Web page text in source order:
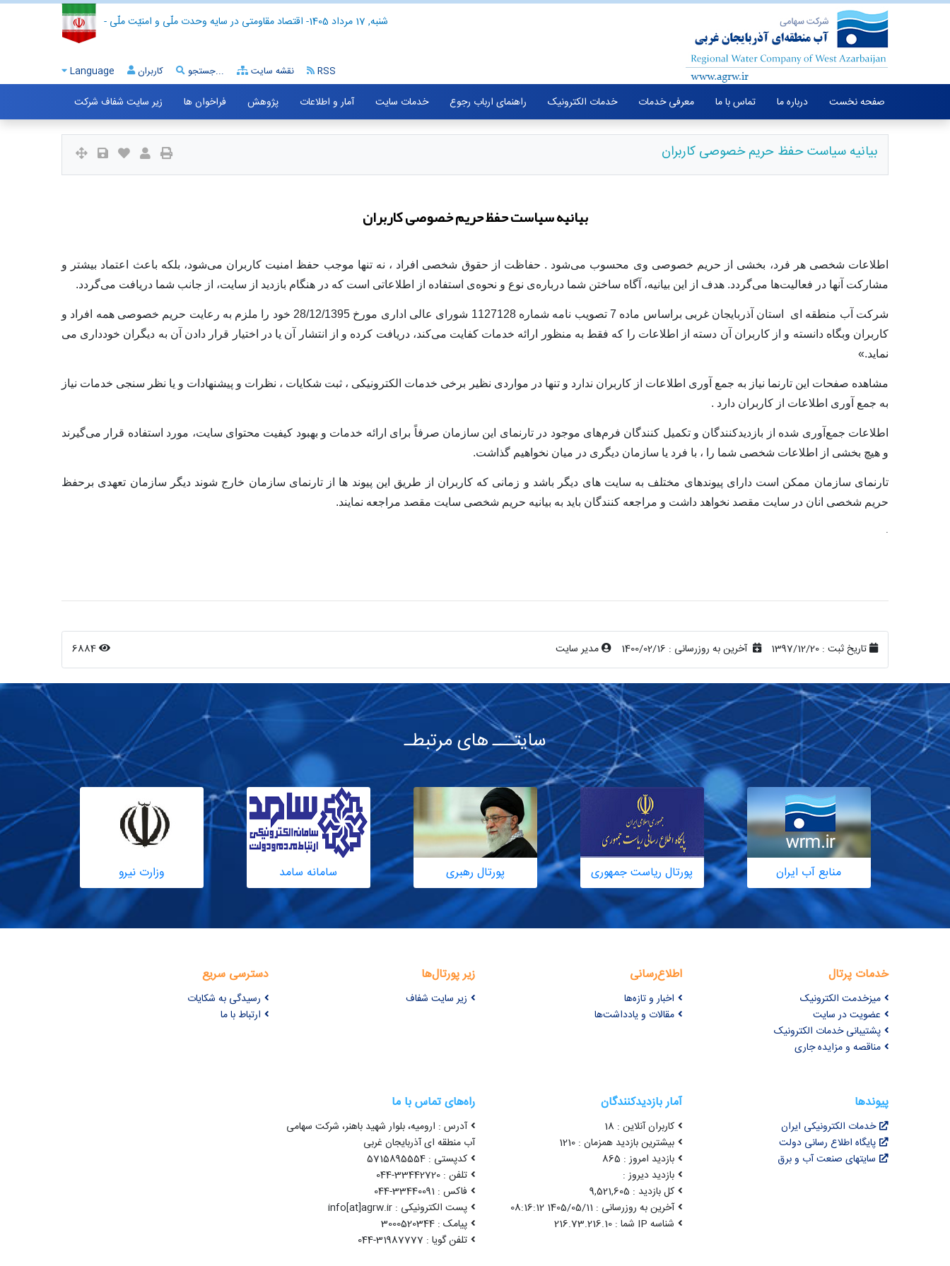
- اقتصاد مقاومتی در سایه وحدت ملّی و امنیّت ملّی - شنبه, 17 مرداد 1405
Language کاربران جستجو... نقشه سایت RSS
صفحه نخست درباره ما تماس با ما معرفی خدمات خدمات الکترونیک راهنمای ارباب رجوع خدمات سایت آمار و اطلاعات پژوهش فراخوان ها زیر سایت شفاف شرکت
بیانیه سیاست حفظ حریم خصوصی کاربران
بیانیه سیاست حفظ حریم خصوصی کاربران
اطلاعات شخصی هر فرد، بخشی از حریم خصوصی وی محسوب می‌شود . حفاظت از حقوق شخصی افراد ، نه تنها موجب حفظ امنیت کاربران می‌شود، بلکه باعث اعتماد بیشتر و
مشارکت آنها در فعالیت‌ها می‌گردد. هدف از این بیانیه، آگاه ساختن شما درباره‌ی نوع و نحوه‌ی استفاده از اطلاعاتی است که در هنگام بازدید از سایت، از جانب شما دریافت می‌گردد.
شرکت آب منطقه ای استان آذربایجان غربی
براساس ماده 7 تصویب نامه شماره 1127128 شورای عالی اداری مورخ 28/12/1395 خود را ملزم به رعایت حریم خصوصی همه افراد و
کاربران وبگاه دانسته و از کاربران آن دسته از اطلاعات را که فقط به منظور ارائه خدمات کفایت می‏کند، دریافت کرده و از انتشار آن یا در اختیار قرار دادن آن به دیگران خودداری می
نماید.»
مشاهده صفحات این تارنما نیاز به جمع آوری اطلاعات از کاربران ندارد و تنها در مواردی نظیر برخی خدمات الکترونیکی ، ثبت شکایات ، نظرات و پیشنهادات و یا نظر سنجی خدمات نیاز
به جمع آوری اطلاعات از کاربران دارد .
اطلاعات جمع‌آوری شده از بازدیدکنندگان و تکمیل کنندگان فرم‌های موجود در تارنمای این سازمان صرفاً برای ارائه خدمات و بهبود کیفیت محتوای سایت، مورد استفاده قرار می‌گیرند
و هیچ بخشی از اطلاعات شخصی شما را ، با فرد یا سازمان دیگری در میان نخواهیم گذاشت.
تارنمای سازمان ممکن است دارای پیوندهای مختلف به سایت های دیگر باشد و زمانی که کاربران از طریق این پیوند ها از تارنمای سازمان خارج شوند دیگر سازمان تعهدی برحفظ
حریم شخصی انان در سایت مقصد نخواهد داشت و مراجعه کنندگان باید به بیانیه حریم شخصی سایت مقصد مراجعه نمایند.
.
تاریخ ثبت : 1397/12/20 آخرین به روزرسانی : 1400/02/16 مدیر سایت 6884
سایتـــ های مرتبطـ
منابع آب ایران پورتال ریاست جمهوری پورتال رهبری سامانه سامد وزارت نیرو
خدمات پرتال
میزخدمت الکترونیک
عضویت در سایت
پشتیبانی خدمات الکترونیک
مناقصه و مزایده جاری
اطلاع‌رسانی
اخبار و تازه‌ها
مقالات و یادداشت‌ها
زیر پورتال‌ها
زیر سایت شفاف
دسترسی سریع
رسیدگی به شکایات
ارتباط با ما
پیوندها
خدمات الکترونیکی ایران
پایگاه اطلاع رسانی دولت
سایتهای صنعت آب و برق
آمار بازدیدکنندگان
کاربران آنلاین : 18
بیشترین بازدید همزمان : 1210
بازدید امروز : 865
بازدید دیروز :
کل بازدید : 9,521,605
آخرین به روزرسانی : 1405/05/11 08:16:12
شناسه IP شما : 216.73.216.10
راه‌های تماس با ما
آدرس : ارومیه، بلوار شهید باهنر، شرکت سهامی
آب منطقه ای آذربایجان غربی
کدپستی : 5715895554
تلفن : 33442720-044
فاکس : 33440091-044
پست الکترونیکی : info[at]agrw.ir
پیامک : 3000520344
تلفن گویا : 31987777-044